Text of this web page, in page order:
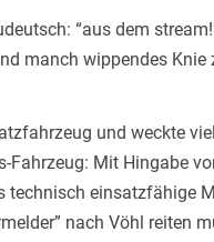
“aus dem
manch wippendes
und weckte
Fahrzeug: Mit Hingabe
technisch einsatzfähige
nach Vöhl reiten